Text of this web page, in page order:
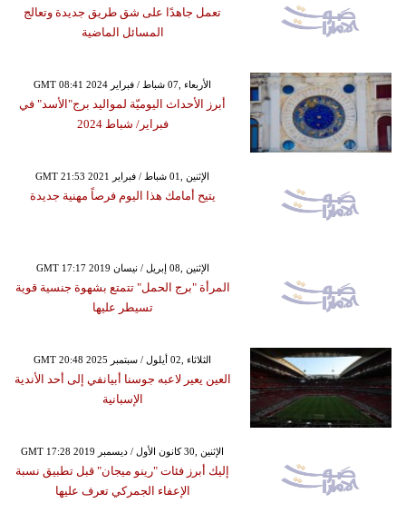
تعمل جاهدًا على شق طريق جديدة وتعالج
المسائل الماضية
GMT 08:41 2024 الأربعاء ,07 شباط / فبراير
أبرز الأحداث اليوميّة لمواليد برج"الأسد" في
فبراير/ شباط 2024
GMT 21:53 2021 الإثنين ,01 شباط / فبراير
يتيح أمامك هذا اليوم فرصاً مهنية جديدة
GMT 17:17 2019 الإثنين ,08 إبريل / نيسان
المرأة "برج الحمل" تتمتع بشهوة جنسية قوية
تسيطر عليها
GMT 20:48 2025 الثلاثاء ,02 أيلول / سبتمبر
العين يعير لاعبه جوسنا أبيانفي إلى أحد الأندية
الإسبانية
GMT 17:28 2019 الإثنين ,30 كانون الأول / ديسمبر
إليك أبرز فئات "رينو ميجان" قبل تطبيق نسبة
الإعفاء الجمركي تعرف عليها